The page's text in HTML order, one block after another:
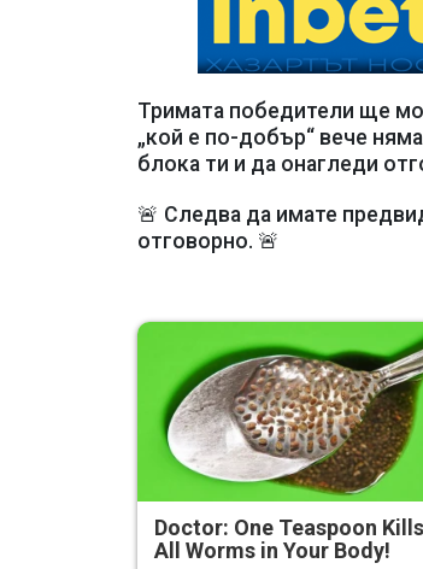
Тримата победители ще
„кой е по-добър“ вече
блока ти и да онагледи
🚨 Следва да имате
отговорно. 🚨
Doctor: One Teaspoon Kills
All Worms in Your Body!